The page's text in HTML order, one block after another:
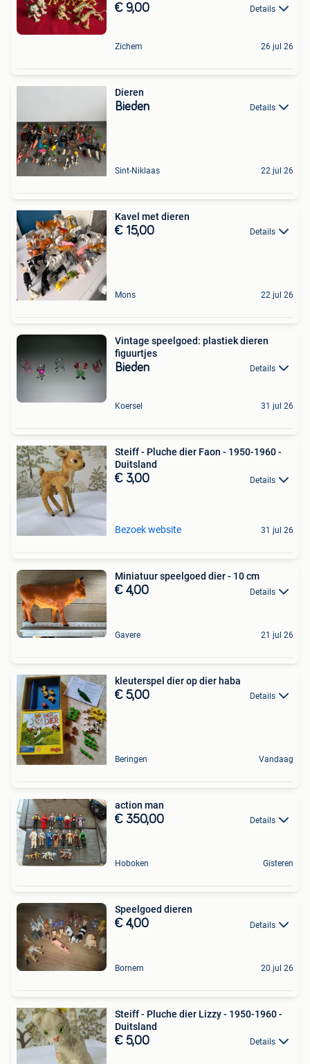
€ 9,00 Details
Zichem 26 jul 26
Dieren
Bieden Details
Sint-Niklaas 22 jul 26
Kavel met dieren
€ 15,00 Details
Mons 22 jul 26
Vintage speelgoed: plastiek dieren
figuurtjes
Bieden Details
Koersel 31 jul 26
Steiff - Pluche dier Faon - 1950-1960 -
Duitsland
€ 3,00 Details
Bezoek website 31 jul 26
Miniatuur speelgoed dier - 10 cm
€ 4,00 Details
Gavere 21 jul 26
kleuterspel dier op dier haba
€ 5,00 Details
Beringen Vandaag
action man
€ 350,00 Details
Hoboken Gisteren
Speelgoed dieren
€ 4,00 Details
Bornem 20 jul 26
Steiff - Pluche dier Lizzy - 1950-1960 -
Duitsland
€ 5,00 Details